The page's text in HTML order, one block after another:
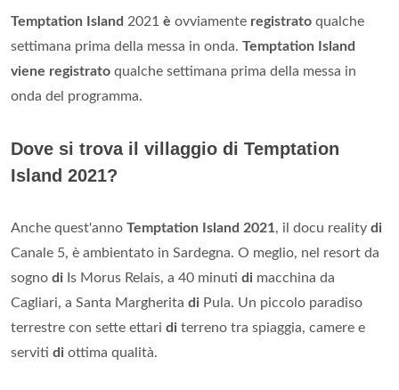
Temptation Island 2021 è ovviamente registrato qualche
settimana prima della messa in onda. Temptation Island
viene registrato qualche settimana prima della messa in
onda del programma.
Dove si trova il villaggio di Temptation
Island 2021?
Anche quest'anno Temptation Island 2021, il docu reality di
Canale 5, è ambientato in Sardegna. O meglio, nel resort da
sogno di Is Morus Relais, a 40 minuti di macchina da
Cagliari, a Santa Margherita di Pula. Un piccolo paradiso
terrestre con sette ettari di terreno tra spiaggia, camere e
serviti di ottima qualità.